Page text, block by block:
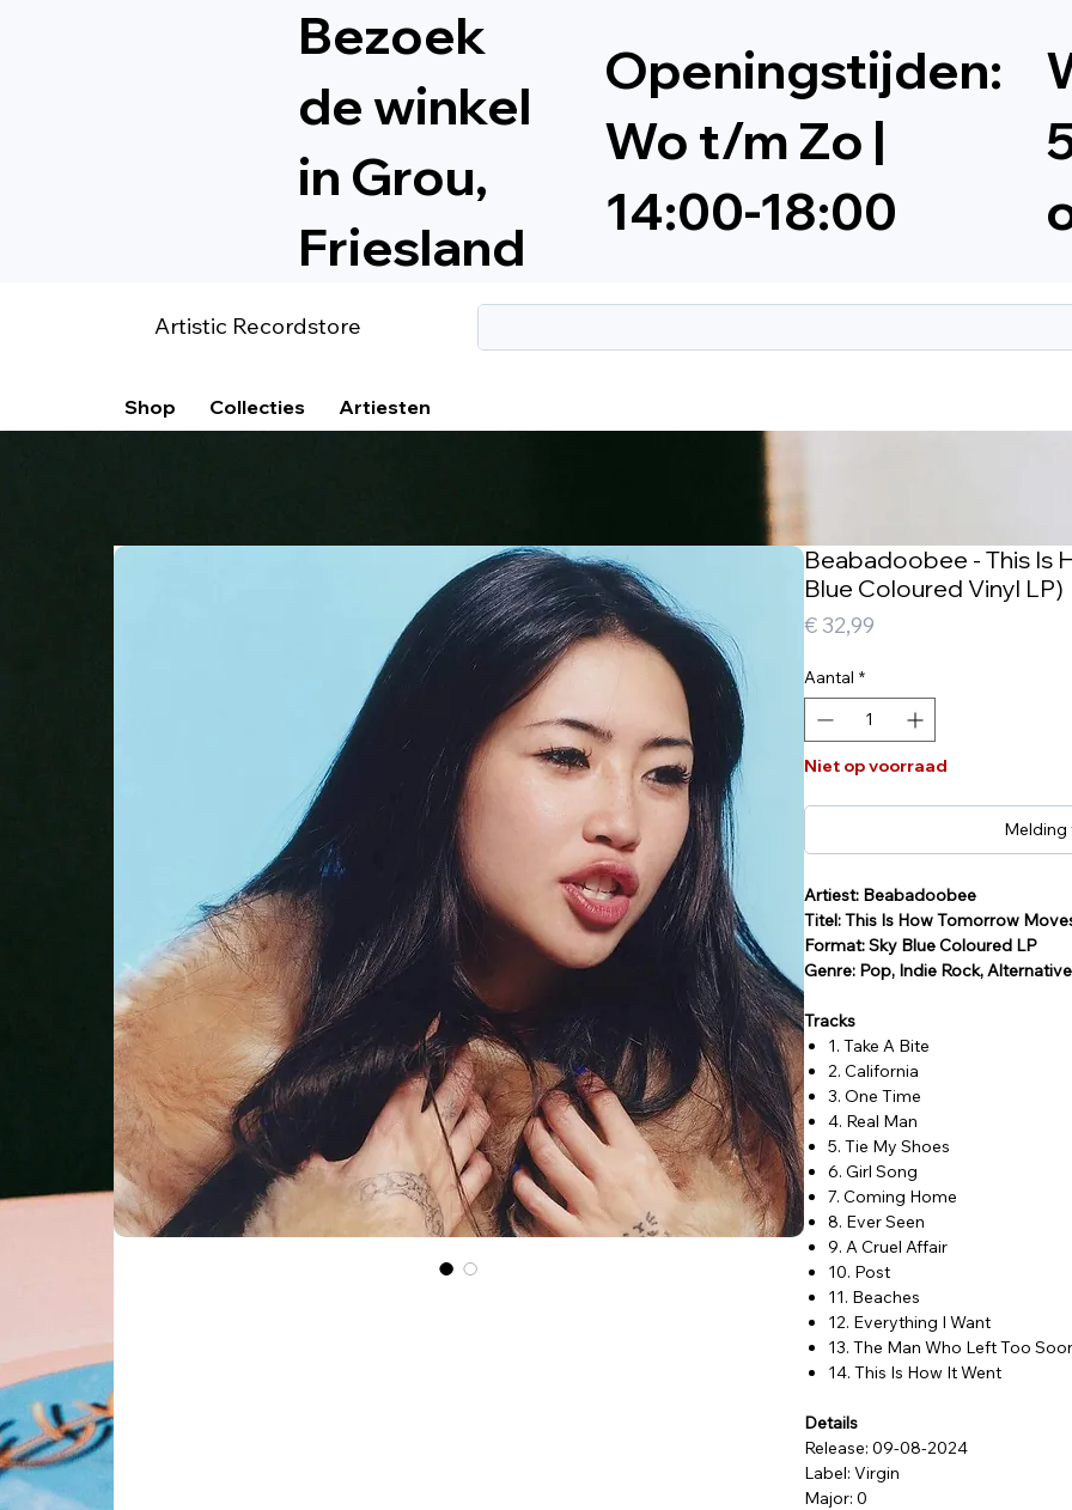
Bezoek
de winkel
in Grou,
Friesland
Openingstijden:
Wo t/m Zo |
14:00-18:00
Artistic Recordstore
Shop Collecties Artiesten
Beabadoobee - This Is
Blue Coloured Vinyl LP)
€ 32,99
Aantal *
Niet op voorraad
Melding
Artiest: Beabadoobee
Titel: This Is How Tomorrow
Format: Sky Blue Coloured LP
Genre: Pop, Indie Rock,
Tracks
1. Take A Bite
2. California
3. One Time
4. Real Man
5. Tie My Shoes
6. Girl Song
7. Coming Home
8. Ever Seen
9. A Cruel Affair
10. Post
11. Beaches
12. Everything I Want
13. The Man Who Left Too
14. This Is How It Went
Details
Release: 09-08-2024
Label: Virgin
Major: 0